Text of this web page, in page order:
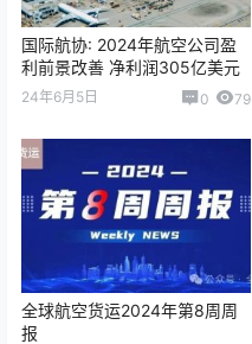
国际航协: 2024年航空公司盈
利前景改善 净利润305亿美元
24年6月5日 0 79
全球航空货运2024年第8周周
报